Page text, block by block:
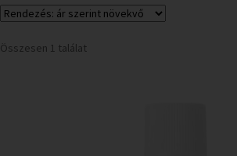
Összesen 1 találat